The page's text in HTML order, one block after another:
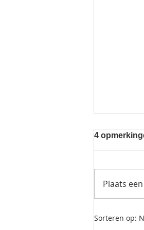
4
Plaats
Sorteren op: